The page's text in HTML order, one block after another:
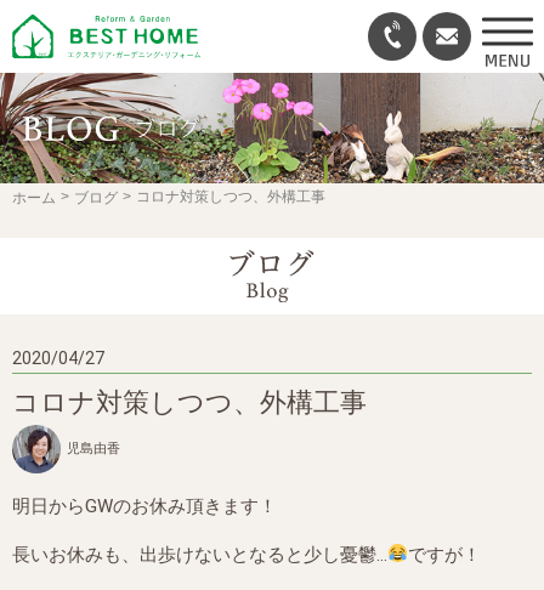
ホーム ブログ コロナ対策しつつ、外構工事
2020/04/27
コロナ対策しつつ、外構工事
児島由香
明日からGWのお休み頂きます！
長いお休みも、出歩けないとなると少し憂鬱… ですが！